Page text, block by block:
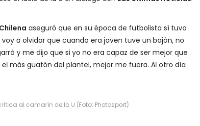
aseguró que en su época de futbolista sí tuvo
a olvidar que cuando era joven tuve un bajón, no
y me dijo que si yo no era capaz de ser mejor que
más guatón del plantel, mejor me fuera. Al otro día
al camarín de la U (Foto: Photosport)